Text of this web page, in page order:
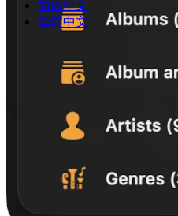
简体中文
繁體中文